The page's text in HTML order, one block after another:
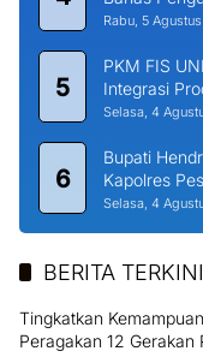
Rabu, 5
5
PKM FIS
Integrasi
Selasa, 4
6
Bupati
Kapolres
Selasa, 4
BERITA TERKINI
Tingkatkan
Peragakan 12